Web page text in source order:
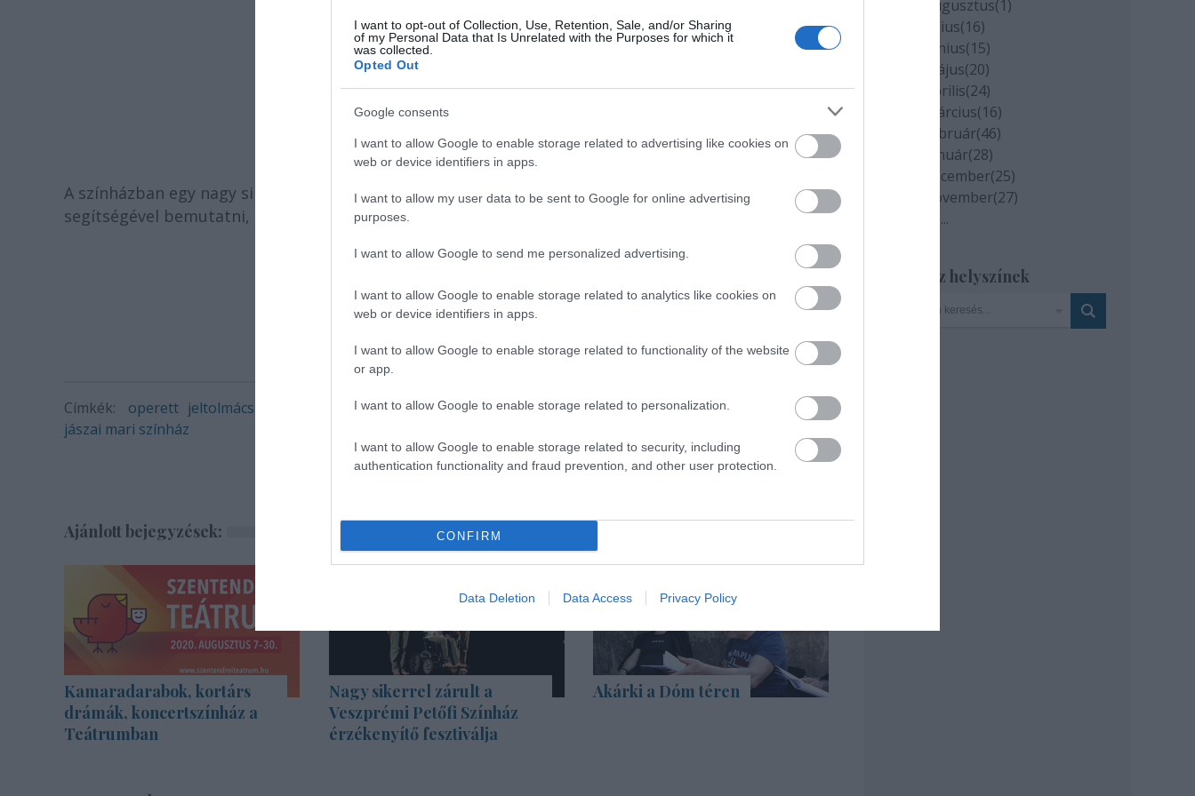
I want to opt-out of Collection, Use, Retention, Sale, and/or Sharing
of my Personal Data that Is Unrelated with the Purposes for which it
was collected.
Opted Out
Google consents
I want to allow Google to enable storage related to advertising like cookies on
web or device identifiers in apps.
I want to allow my user data to be sent to Google for online advertising
purposes.
I want to allow Google to send me personalized advertising.
I want to allow Google to enable storage related to analytics like cookies on
web or device identifiers in apps.
I want to allow Google to enable storage related to functionality of the website
or app.
I want to allow Google to enable storage related to personalization.
I want to allow Google to enable storage related to security, including
authentication functionality and fraud prevention, and other user protection.
CONFIRM
Data Deletion Data Access Privacy Policy
A színházban egy nagy sikerű operettet,Lajtai-BékeffyA régi nyárc. darabját fogják jeltolmács
segítségével bemutatni, amire nagy szeretettel várják a siket és nagyothalló nézőket is!
Kapcsolódó cikk:Peller Károly operettet rendez
Forrás: Jászai Mari Színház
Címkék: operett jeltolmács
jászai mari színház
Ajánlott bejegyzések:
Kamaradarabok, kortárs
drámák, koncertszínház a
Teátrumban
Nagy sikerrel zárult a
Veszprémi Petőfi Színház
érzékenyítő fesztiválja
Akárki a Dóm téren
2020 augusztus(1 )
2020 július(16)
2020 június(15)
2020 május(20)
2020 április(24)
2020 március(16)
2020 február(46)
2020 január(28)
2019 december(25)
2019 november(27)
...
Szinház helyszínek